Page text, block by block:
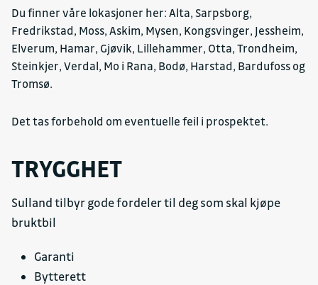
Du finner våre lokasjoner her: Alta, Sarpsborg,
Fredrikstad, Moss, Askim, Mysen, Kongsvinger, Jessheim,
Elverum, Hamar, Gjøvik, Lillehammer, Otta, Trondheim,
Steinkjer, Verdal, Mo i Rana, Bodø, Harstad, Bardufoss og
Tromsø.
Det tas forbehold om eventuelle feil i prospektet.
TRYGGHET
Sulland tilbyr gode fordeler til deg som skal kjøpe
bruktbil
Garanti
Bytterett